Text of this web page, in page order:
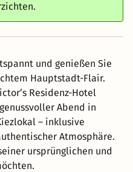
und genießen Sie
Hauptstadt-Flair.
Residenz-Hotel
Abend in
– inklusive
Atmosphäre.
ursprünglichen und